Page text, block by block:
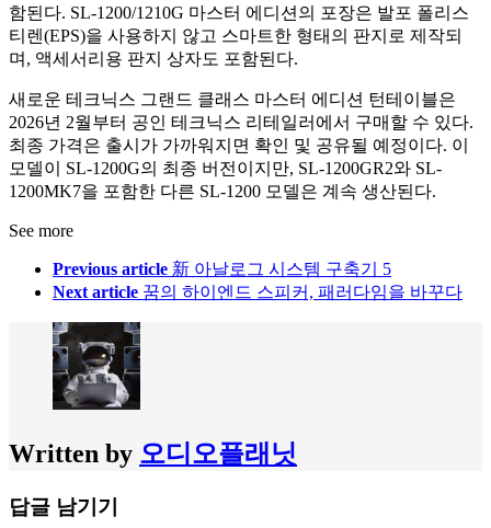
함된다. SL-1200/1210G 마스터 에디션의 포장은 발포 폴리스
티렌(EPS)을 사용하지 않고 스마트한 형태의 판지로 제작되
며, 액세서리용 판지 상자도 포함된다.
새로운 테크닉스 그랜드 클래스 마스터 에디션 턴테이블은
2026년 2월부터 공인 테크닉스 리테일러에서 구매할 수 있다.
최종 가격은 출시가 가까워지면 확인 및 공유될 예정이다. 이
모델이 SL-1200G의 최종 버전이지만, SL-1200GR2와 SL-
1200MK7을 포함한 다른 SL-1200 모델은 계속 생산된다.
See more
Previous article 新 아날로그 시스템 구축기 5
Next article 꿈의 하이엔드 스피커, 패러다임을 바꾸다
Written by 오디오플래닛
답글 남기기